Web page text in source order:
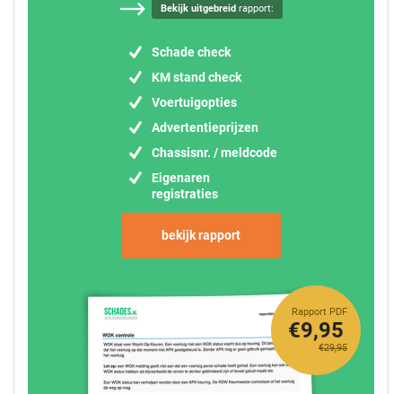
Bekijk uitgebreidrapport:
Schade check
KM stand check
Voertuigopties
Advertentieprijzen
Chassisnr. / meldcode
Eigenaren
registraties
bekijk rapport
Rapport PDF
€29,95
€9,95